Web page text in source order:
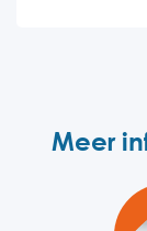
Meer